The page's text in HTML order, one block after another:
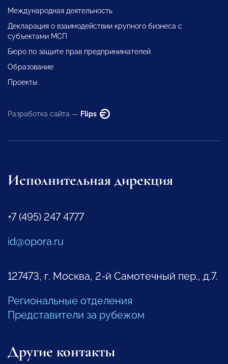
Международная деятельность
Декларация о взаимодействии крупного бизнеса с
субъектами МСП
Бюро по защите прав предпринимателей
Образование
Проекты
Разработка сайта — Flips
Исполнительная дирекция
+7 (495) 247 4777
id@opora.ru
127473, г. Москва, 2-й Самотечный пер., д.7.
Региональные отделения
Представители за рубежом
Другие контакты